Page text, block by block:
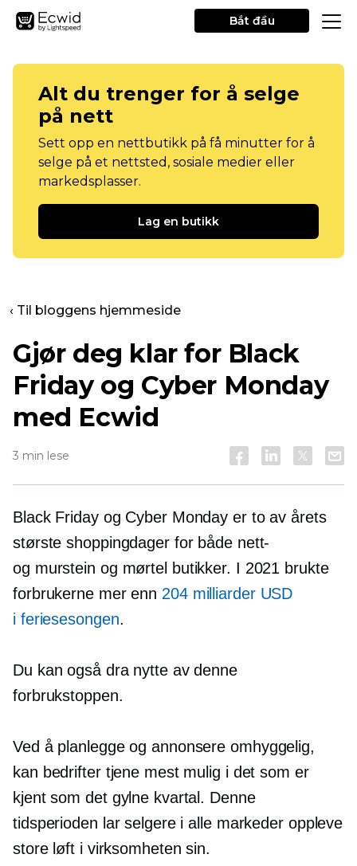
Bắt đầu
Alt du trenger for å selge
på nett
Sett opp en nettbutikk på få minutter for å
selge på et nettsted, sosiale medier eller
markedsplasser.
Lag en butikk
‹ Til bloggens hjemmeside
Gjør deg klar for Black
Friday og Cyber ​​Monday
med Ecwid
3 min lese
Black Friday og Cyber ​​Monday er to av årets
største shoppingdager for både nett-
og murstein og mørtel butikker. I 2021 brukte
forbrukerne mer enn 204 milliarder USD
i feriesesongen.
Du kan også dra nytte av denne
forbrukstoppen.
Ved å planlegge og annonsere omhyggelig,
kan bedrifter tjene mest mulig i det som er
kjent som det gylne kvartal. Denne
tidsperioden lar selgere i alle markeder oppleve
store løft i virksomheten sin.